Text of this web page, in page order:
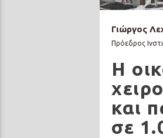
Γιώργος
Πρόεδρος
Η
και
σε